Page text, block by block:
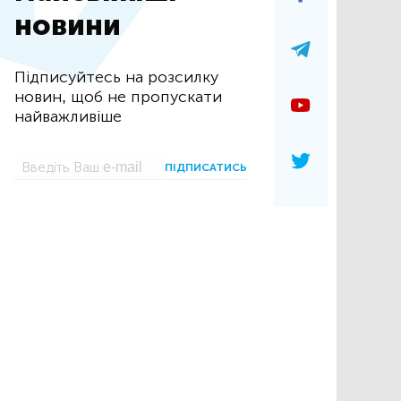
новини
Підписуйтесь на розсилку
новин, щоб не пропускати
найважливіше
ПІДПИСАТИСЬ